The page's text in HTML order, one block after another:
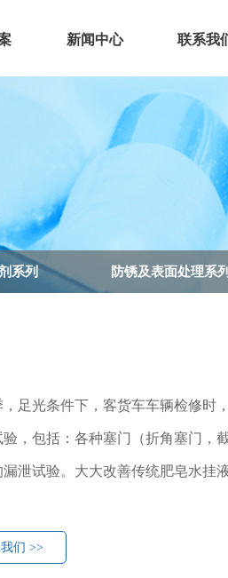
新闻中心 联系我
们 >>
足光条件下，客货车车辆检修时
，包括：各种塞门（折角塞门，
泄试验。大大改善传统肥皂水挂
系列 防锈及表面处理系列